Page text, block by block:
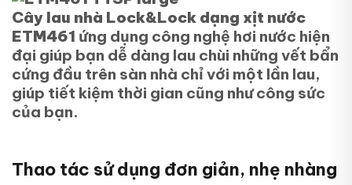
Cây lau nhà Lock&Lock dạng xịt nước
ETM461 ứng dụng công nghệ hơi nước hiện
đại giúp bạn dễ dàng lau chùi những vết bẩn
cứng đầu trên sàn nhà chỉ với một lần lau,
giúp tiết kiệm thời gian cũng như công sức
của bạn.
Thao tác sử dụng đơn giản, nhẹ nhàng